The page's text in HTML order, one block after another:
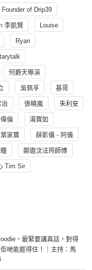
of Drip39
李凱賢 Louise
Ryan
何爵天導演
吳佩孚 基哥
治 張曉嵐 朱利安
倫 湯寳如
葉家寶 薛影儀 - 阿儀
鄭遨汶法筠師傅
Tim Sir
，最緊要講真話，對得
哋能捱得住！｜主持：馬